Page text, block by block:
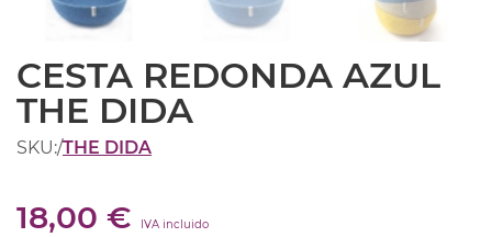
CESTA REDONDA AZUL
THE DIDA
SKU:/THE DIDA
18,00 € IVA incluido